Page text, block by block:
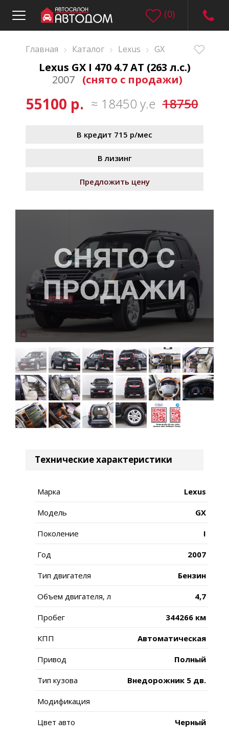
(0)
Главная › Каталог › Lexus › GX
Lexus GX I 470 4.7 AT (263 л.с.)
2007
(снято с продажи)
55100 р. ≈ 18450 у.е 18750
В кредит 715 р/мес
В лизинг
Предложить цену
Технические характеристики
Марка Lexus
Модель GX
Поколение I
Год 2007
Тип двигателя Бензин
Объем двигателя, л 4,7
Пробег 344266 км
КПП Автоматическая
Привод Полный
Тип кузова Внедорожник 5 дв.
Модификация
Цвет авто Черный